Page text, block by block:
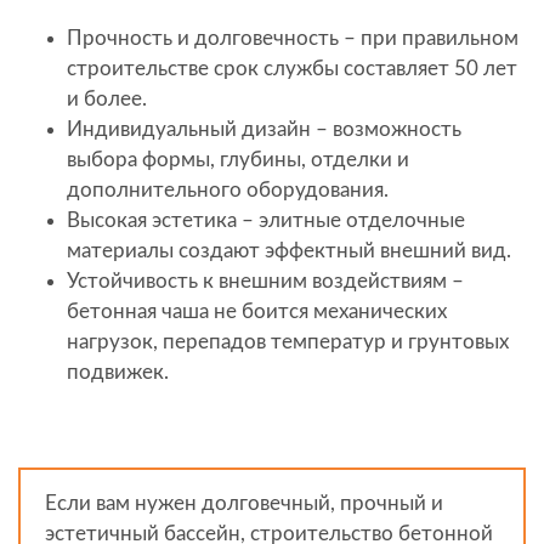
Прочность и долговечность – при правильном
строительстве срок службы составляет 50 лет
и более.
Индивидуальный дизайн – возможность
выбора формы, глубины, отделки и
дополнительного оборудования.
Высокая эстетика – элитные отделочные
материалы создают эффектный внешний вид.
Устойчивость к внешним воздействиям –
бетонная чаша не боится механических
нагрузок, перепадов температур и грунтовых
подвижек.
Если вам нужен долговечный, прочный и
эстетичный бассейн, строительство бетонной